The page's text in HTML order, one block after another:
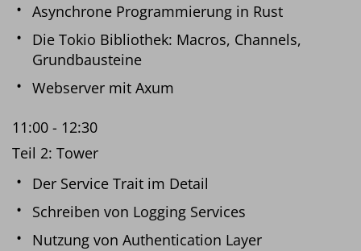
Asynchrone Programmierung in Rust
Die Tokio Bibliothek: Macros, Channels,
Grundbausteine
Webserver mit Axum
11:00 - 12:30
Teil 2: Tower
Der Service Trait im Detail
Schreiben von Logging Services
Nutzung von Authentication Layer